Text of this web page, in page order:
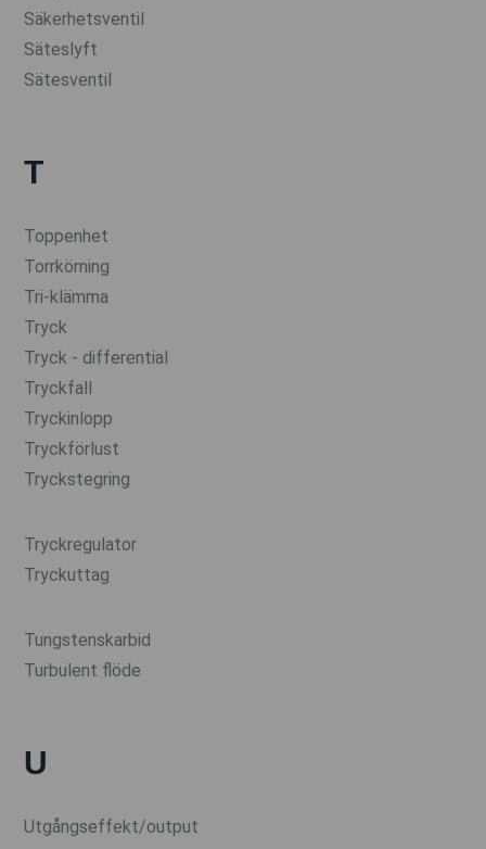
Säkerhetsventil
Säteslyft
Sätesventil
T
Toppenhet
Torrkörning
Tri-klämma
Tryck
Tryck - differential
Tryckfall
Tryckinlopp
Tryckförlust
Tryckstegring
Tryckregulator
Tryckuttag
Tungstenskarbid
Turbulent flöde
U
Utgångseffekt/output